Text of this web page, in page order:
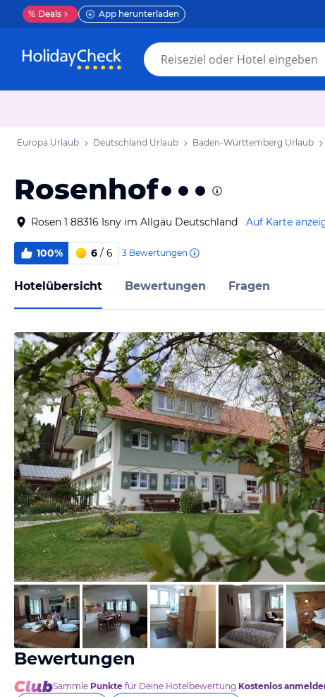
% Deals App herunterladen
Europa Urlaub Deutschland Urlaub Baden-Württemberg Urlaub
Rosenhof
Rosen 1 88316 Isny im Allgäu Deutschland Auf Karte
100% 6 / 6 3 Bewertungen
Hotelübersicht Bewertungen Fragen
von Booking.com
Bewertungen
Sammle Punkte für Deine Hotelbewertung.Kostenlos